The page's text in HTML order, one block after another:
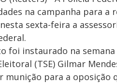
na campanha para a
sexta-feira a
foi instaurado na
(TSE) Gilmar
munição para a